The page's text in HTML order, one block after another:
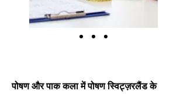
पोषण और पाक कला में पोषण स्विट्ज़रलैंड के